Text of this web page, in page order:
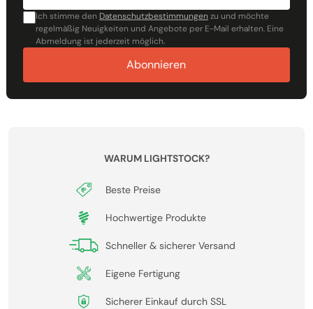
Ich stimme den Datenschutzbestimmungenzu und möchte
regelmäßig Neuigkeiten und Angebote per E-Mail erhalten. Eine
Abmeldung ist jederzeit möglich.
Abonnieren
WARUM LIGHTSTOCK?
Beste Preise
Hochwertige Produkte
Schneller & sicherer Versand
Eigene Fertigung
Sicherer Einkauf durch SSL